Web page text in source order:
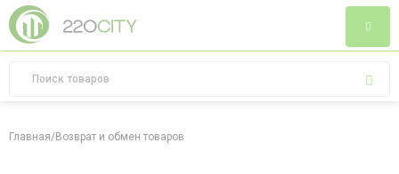
Главная/Возврат и обмен товаров